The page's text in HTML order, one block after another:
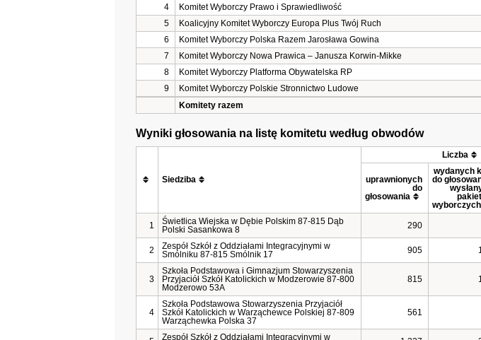
4
Komitet Wyborczy Prawo i Sprawiedliwość
5
Koalicyjny Komitet Wyborczy Europa Plus Twój Ruch
6
Komitet Wyborczy Polska Razem Jarosława Gowina
7
Komitet Wyborczy Nowa Prawica – Janusza Korwin-Mikke
8
Komitet Wyborczy Platforma Obywatelska RP
9
Komitet Wyborczy Polskie Stronnictwo Ludowe
Komitety razem
Wyniki głosowania na listę komitetu według obwodów
Siedziba
Liczba
uprawnionych
do
głosowania
wydanych
do
wyborczych
1
Świetlica Wiejska w Dębie Polskim 87-815 Dąb
Polski Sasankowa 8
290
2
Zespół Szkół z Oddziałami Integracyjnymi w
Smólniku 87-815 Smólnik 17
905
3
Szkoła Podstawowa i Gimnazjum Stowarzyszenia
Przyjaciół Szkół Katolickich w Modzerowie 87-800
Modzerowo 53A
815
4
Szkoła Podstawowa Stowarzyszenia Przyjaciół
Szkół Katolickich w Warząchewce Polskiej 87-809
Warząchewka Polska 37
561
Zespół Szkół z Oddziałami Integracyjnymi w